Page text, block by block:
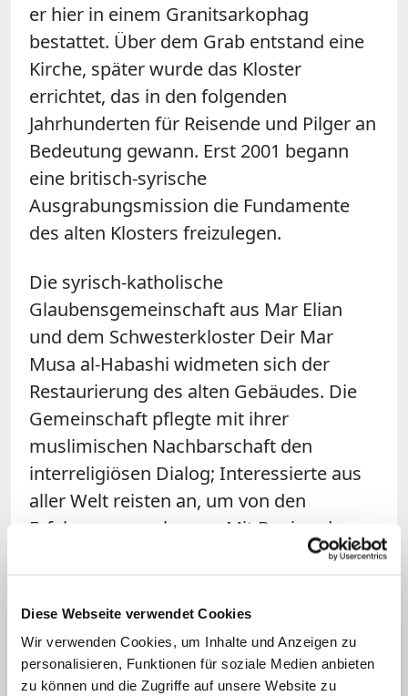
Diese Webseite verwendet Cookies
Wir verwenden Cookies, um Inhalte und Anzeigen zu
personalisieren, Funktionen für soziale Medien anbieten
zu können und die Zugriffe auf unsere Website zu
er hier in einem Granitsarkophag
bestattet. Über dem Grab entstand eine
Kirche, später wurde das Kloster
errichtet, das in den folgenden
Jahrhunderten für Reisende und Pilger an
Bedeutung gewann. Erst 2001 begann
eine britisch-syrische
Ausgrabungsmission die Fundamente
des alten Klosters freizulegen.
Die syrisch-katholische
Glaubensgemeinschaft aus Mar Elian
und dem Schwesterkloster Deir Mar
Musa al-Habashi widmeten sich der
Restaurierung des alten Gebäudes. Die
Gemeinschaft pflegte mit ihrer
muslimischen Nachbarschaft den
interreligiösen Dialog; Interessierte aus
aller Welt reisten an, um von den
Erfahrungen zu lernen. Mit Beginn des
Kriegs in Syrien 2011 wurden Karjatain
für Hilfesuchende. Zunächst kamen die
Menschen aus dem westlich gelegenen
Homs, dann die Flüchtlinge aus den